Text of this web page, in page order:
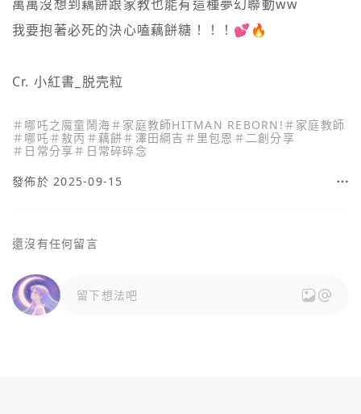
萬萬沒想到藕餅跟家教也能有這種夢幻聯動ww
我要抱著必死的決心嗑藕餅糖！！！💕🔥
Cr. 小紅書_脱壳粒
＃ 哪吒之魔童鬧海＃ 家庭教師HITMAN REBORN! ＃ 家庭教師
＃ 哪吒＃ 敖丙 ＃藕餅＃ 澤田綱吉 ＃ 里包恩 ＃ 二創分享
＃ 日常分享＃ 日常碎碎念
發佈於 2025-09-15
還沒有任何留言
留下想法吧